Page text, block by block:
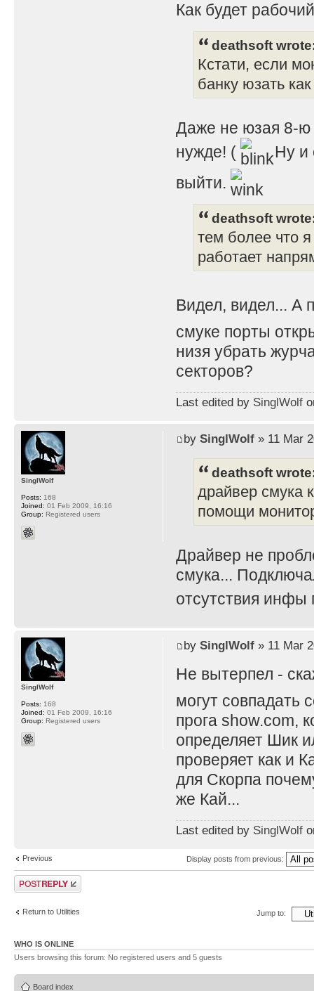
Как будет
deathsoft
Кстати, если
банку юзать
Даже не юзая 8-ю
нужде! (
Ну и
выйти.
deathsoft
тем более что
работает
Видел, видел... А
смуке порты
низя убрать
секторов?
Last edited by SinglWolf
by SinglWolf» 11 Mar
deathsoft
драйвер смука
помощи
Драйвер не
смука...
отсутствия инфы
SinglWolf
Posts: 168
Joined: 01 Feb 2009, 16:16
Group: Registered users
by SinglWolf» 11 Mar
Не вытерпел -
могут совпадать
прога show.com,
определяет Шик
проверяет как и
для Скорпа
же Кай...
Last edited by SinglWolf
SinglWolf
Posts: 168
Joined: 01 Feb 2009, 16:16
Group: Registered users
Previous Display posts from previous:
Post a reply
Return to Utilities Jump to:
WHO IS ONLINE
Users browsing this forum: No registered users and 5 guests
Board index